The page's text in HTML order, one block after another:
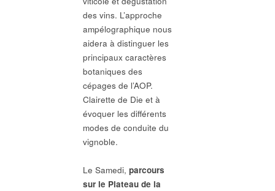
des vins. L’approche
ampélographique nous
aidera à distinguer les
principaux caractères
botaniques des
cépages de l’AOP.
Clairette de Die et à
évoquer les différents
modes de conduite du
vignoble.
Le Samedi, parcours
sur le Plateau de la